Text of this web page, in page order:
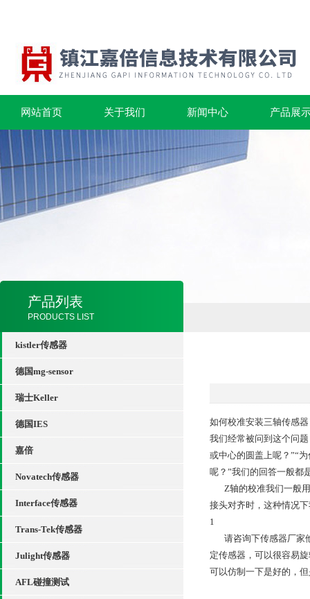
网站首页 关于我们 新闻中心 产品展
产品列表
PRODUCTS LIST
kistler传感器
德国mg-sensor
瑞士Keller
德国IES
嘉倍
Novatech传感器
Interface传感器
Trans-Tek传感器
Julight传感器
AFL碰撞测试
如何校准安装三轴传感
我们经常被问到这个问
或中心的圆盖上呢？”“
呢？”我们的回答一般都
Z轴的校准我们一般用
接头对齐时，这种情况
1
请咨询下传感器厂家他
定传感器，可以很容易
可以仿制一下是好的，